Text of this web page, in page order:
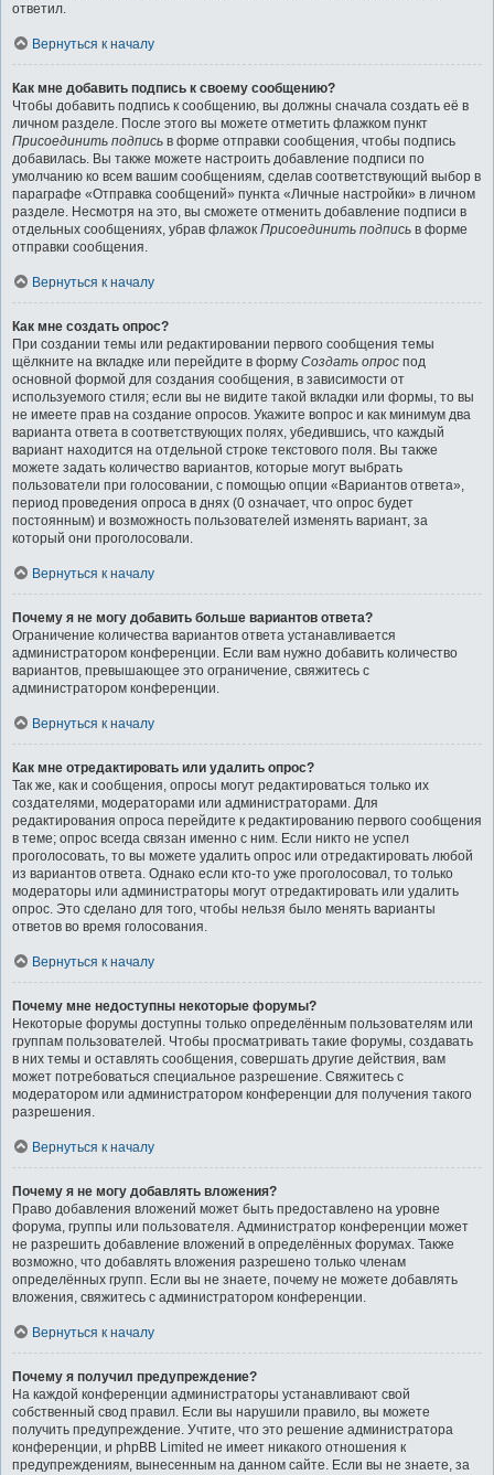
ответил.
Вернуться к началу
Как мне добавить подпись к своему сообщению?
Чтобы добавить подпись к сообщению, вы должны сначала создать её в
личном разделе. После этого вы можете отметить флажком пункт
Присоединить подпись в форме отправки сообщения, чтобы подпись
добавилась. Вы также можете настроить добавление подписи по
умолчанию ко всем вашим сообщениям, сделав соответствующий выбор в
параграфе «Отправка сообщений» пункта «Личные настройки» в личном
разделе. Несмотря на это, вы сможете отменить добавление подписи в
отдельных сообщениях, убрав флажок Присоединить подпись в форме
отправки сообщения.
Вернуться к началу
Как мне создать опрос?
При создании темы или редактировании первого сообщения темы
щёлкните на вкладке или перейдите в форму Создать опрос под
основной формой для создания сообщения, в зависимости от
используемого стиля; если вы не видите такой вкладки или формы, то вы
не имеете прав на создание опросов. Укажите вопрос и как минимум два
варианта ответа в соответствующих полях, убедившись, что каждый
вариант находится на отдельной строке текстового поля. Вы также
можете задать количество вариантов, которые могут выбрать
пользователи при голосовании, с помощью опции «Вариантов ответа»,
период проведения опроса в днях (0 означает, что опрос будет
постоянным) и возможность пользователей изменять вариант, за
который они проголосовали.
Вернуться к началу
Почему я не могу добавить больше вариантов ответа?
Ограничение количества вариантов ответа устанавливается
администратором конференции. Если вам нужно добавить количество
вариантов, превышающее это ограничение, свяжитесь с
администратором конференции.
Вернуться к началу
Как мне отредактировать или удалить опрос?
Так же, как и сообщения, опросы могут редактироваться только их
создателями, модераторами или администраторами. Для
редактирования опроса перейдите к редактированию первого сообщения
в теме; опрос всегда связан именно с ним. Если никто не успел
проголосовать, то вы можете удалить опрос или отредактировать любой
из вариантов ответа. Однако если кто-то уже проголосовал, то только
модераторы или администраторы могут отредактировать или удалить
опрос. Это сделано для того, чтобы нельзя было менять варианты
ответов во время голосования.
Вернуться к началу
Почему мне недоступны некоторые форумы?
Некоторые форумы доступны только определённым пользователям или
группам пользователей. Чтобы просматривать такие форумы, создавать
в них темы и оставлять сообщения, совершать другие действия, вам
может потребоваться специальное разрешение. Свяжитесь с
модератором или администратором конференции для получения такого
разрешения.
Вернуться к началу
Почему я не могу добавлять вложения?
Право добавления вложений может быть предоставлено на уровне
форума, группы или пользователя. Администратор конференции может
не разрешить добавление вложений в определённых форумах. Также
возможно, что добавлять вложения разрешено только членам
определённых групп. Если вы не знаете, почему не можете добавлять
вложения, свяжитесь с администратором конференции.
Вернуться к началу
Почему я получил предупреждение?
На каждой конференции администраторы устанавливают свой
собственный свод правил. Если вы нарушили правило, вы можете
получить предупреждение. Учтите, что это решение администратора
конференции, и phpBB Limited не имеет никакого отношения к
предупреждениям, вынесенным на данном сайте. Если вы не знаете, за